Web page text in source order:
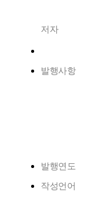
저자
발행사항
발행연도
작성언어